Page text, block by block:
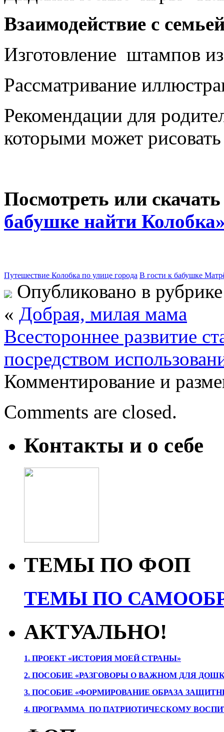
Взаимодействие с
Изготовление штампов
Рассматривание
Рекомендации для
которыми может
Посмотреть или
бабушке найти
Путешествие Колобка по улице города В гости к бабушке
Опубликовано в
« Добрая, милая мама
Всестороннее развитие
посредством
Комментирование и
Comments are closed.
Контакты и о себе
ТЕМЫ ПО ФОП
ТЕМЫ ПО
АКТУАЛЬНО!
1. ПРОЕКТ «ИСТОРИЯ МОЕЙ СТРАНЫ»
2. ПОСОБИЕ «РАЗГОВОРЫ О ВАЖНОМ ДЛЯ
3. ПОСОБИЕ «ФОРМИРОВАНИЕ ОБРАЗА
4. ПРОГРАММА ПО ПАТРИОТИЧЕСКОМУ